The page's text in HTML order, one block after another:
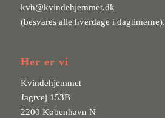
kvh@kvindehjemmet.dk
(besvares alle hverdage i dagtimerne).
Her er vi
Kvindehjemmet
Jagtvej 153B
2200 København N